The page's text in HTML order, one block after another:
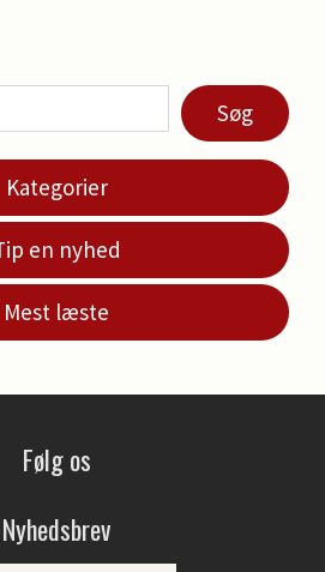
Søg
Kategorier
en nyhed
Mest læste
Følg os
Nyhedsbrev